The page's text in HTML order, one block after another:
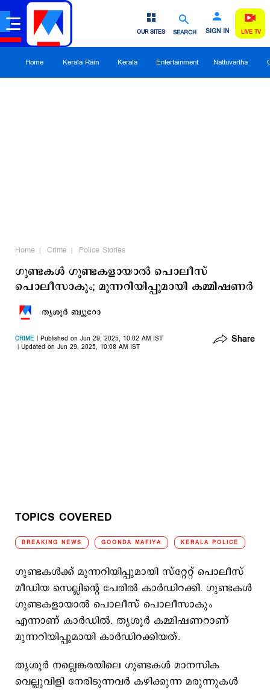
SEARCH SIGN IN
OUR SITES LIVE TV
Home Kerala Rain Kerala Entertainment Nattuvartha
Home Crime Police Stories
ഗുണ്ടകള്‍ ഗുണ്ടകളായാല്‍ പൊലീസ്
പൊലീസാകും; മുന്നറിയിപ്പുമായി കമ്മിഷണര്‍
തൃശൂര്‍ ബ്യൂറോ
CRIME
Published on Jun 29, 2025, 10:02 AM IST
Updated on Jun 29, 2025, 10:08 AM IST
Share
TOPICS COVERED
BREAKING NEWS GOONDA MAFIYA KERALA POLICE
ഗുണ്ടകള്‍ക്ക് മുന്നറിയിപ്പുമായി സ്റ്റേറ്റ് പൊലീസ്
മീഡിയ സെല്ലിന്‍റെ പേരില്‍ കാര്‍ഡിറക്കി. ഗുണ്ടകള്‍
ഗുണ്ടകളായാല്‍ പൊലീസ് പൊലീസാകും
എന്നാണ് കാര്‍ഡില്‍. തൃശൂര്‍ കമ്മിഷണറാണ്
മുന്നറിയിപ്പുമായി കാര്‍ഡിറക്കിയത്.
തൃശൂര്‍ നല്ലെങ്കരയിലെ ഗുണ്ടകള്‍ മാനസിക
വെല്ലുവിളി നേരിടുന്നവര്‍ കഴിക്കുന്ന മരുന്നുകള്‍